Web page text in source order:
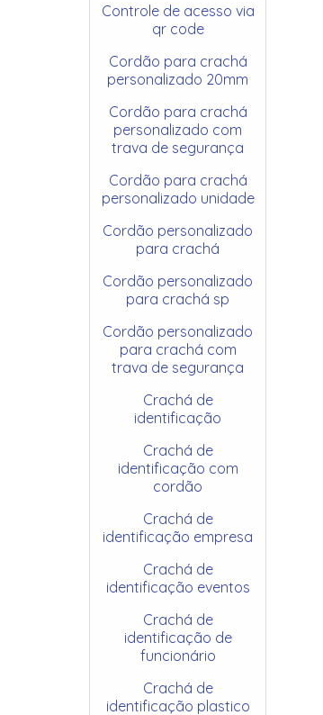
Controle de acesso via
qr code
Cordão para crachá
personalizado 20mm
Cordão para crachá
personalizado com
trava de segurança
Cordão para crachá
personalizado unidade
Cordão personalizado
para crachá
Cordão personalizado
para crachá sp
Cordão personalizado
para crachá com
trava de segurança
Crachá de
identificação
Crachá de
identificação com
cordão
Crachá de
identificação empresa
Crachá de
identificação eventos
Crachá de
identificação de
funcionário
Crachá de
identificação plastico